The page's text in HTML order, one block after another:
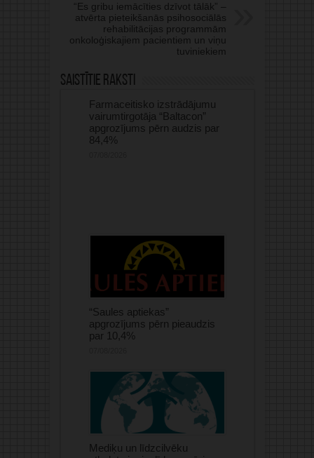
“Es gribu iemācīties dzīvot tālāk” –
atvērta pieteikšanās psihosociālās
rehabilitācijas programmām
onkoloģiskajiem pacientiem un viņu
tuviniekiem
Saistītie raksti
Farmaceitisko izstrādājumu
vairumtirgotāja “Baltacon”
apgrozījums pērn audzis par
84,4%
“Saules aptiekas”
apgrozījums pērn pieaudzis
par 10,4%
Mediķu un līdzcilvēku